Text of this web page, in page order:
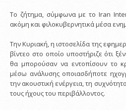
Το ζήτημα, σύμφωνα με το Iran
ακόμη και φιλοκυβερνητικά μέσα
Την Κυριακή, η ιστοσελίδα της
βίντεο στο οποίο υποστήριζε ότι
θα μπορούσαν να εντοπίσουν το
μέσω ανάλυσης οποιασδήποτε
την ακουστική ενέργεια, τη
τους ήχους του περιβάλλοντος.